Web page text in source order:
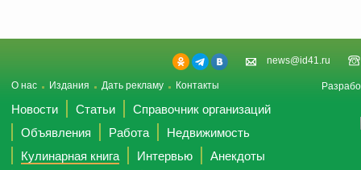
news@id41.ru
О нас Издания Дать рекламу Контакты
Новости Статьи
Справочник организаций
Объявления
Работа
Недвижимость
Кулинарная книга
Интервью
Анекдоты